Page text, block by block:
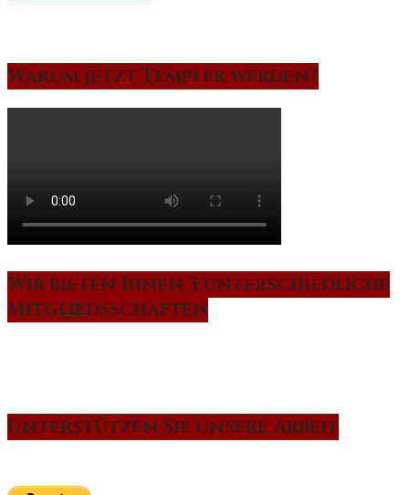
Warum jetzt Templer werden?
Wir bieten Ihnen 3 unterschiedliche
Mitgliedsschaften
Unterstützen Sie unsere Arbeit